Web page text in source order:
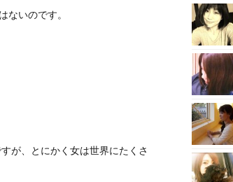
ないのです。
が、とにかく女は世界にたくさ